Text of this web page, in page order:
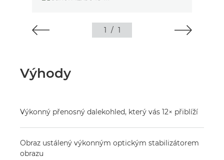
1 / 1
Výhody
Výkonný přenosný dalekohled, který vás 12× přiblíží
Obraz ustálený výkonným optickým stabilizátorem
obrazu